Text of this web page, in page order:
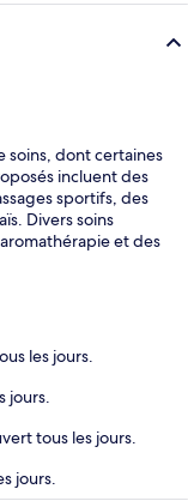
soins, dont certaines
incluent des
sportifs, des
Divers soins
et des
les jours.
jours.
tous les jours.
jours.